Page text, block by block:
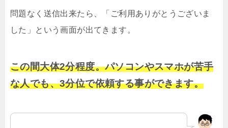
問題なく送信出来たら、「ご利用ありがとうございま
した」という画面が出てきます。
この間大体2分程度。パソコンやスマホが苦手
な人でも、3分位で依頼する事ができます。